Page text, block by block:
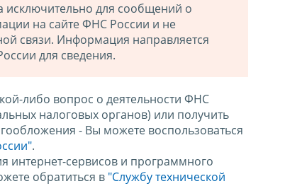
для сообщений о
на сайте ФНС России и не
связи. Информация направляется
для сведения.
либо вопрос о деятельности ФНС
налоговых органов) или получить
- Вы можете воспользоваться
.
интернет-сервисов и программного
обратиться в "Службу технической